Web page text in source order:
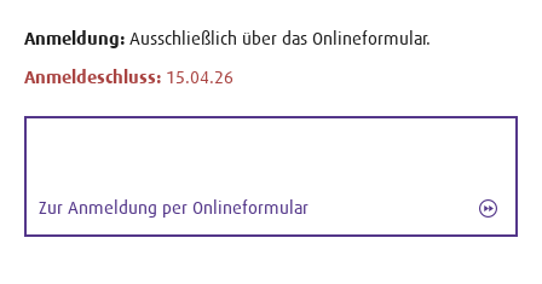
Anmeldung: Ausschließlich über das Onlineformular.
Anmeldeschluss: 15.04.26
Zur Anmeldung per Onlineformular